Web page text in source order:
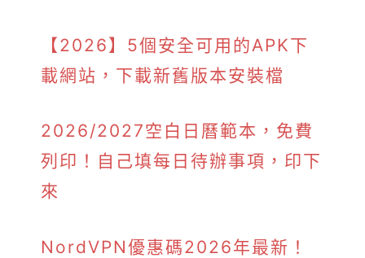
【2026】5個安全可用的APK下
載網站，下載新舊版本安裝檔
2026/2027空白日曆範本，免費
列印！自己填每日待辦事項，印下
來
NordVPN優惠碼2026年最新！